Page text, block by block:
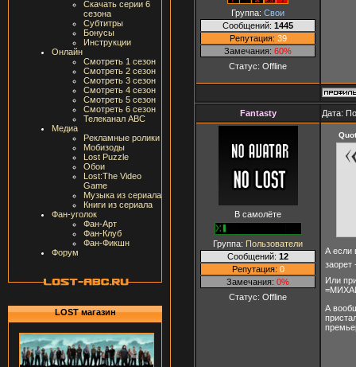
Скачать серии 6
сезона
Субтитры
Бонусы
Инструкции
Онлайн
Смотреть 1 сезон
Смотреть 2 сезон
Смотреть 3 сезон
Смотреть 4 сезон
Смотреть 5 сезон
Смотреть 6 сезон
Телеканал ABC
Медиа
Рекламные ролики
Мобизоды
Lost Puzzle
Обои
Lost:The Video
Game
Музыка из сериала
Книги из сериала
Фан-уголок
Фан-Арт
Фан-Клуб
Фан-Фикшн
Форум
LOST магазин
Группа: Свои
Сообщений: 1445
Репутация: 39
Замечания: 60%
Статус: Offline
Fantasty Дата:
В самолёте
Группа: Пользователи
Сообщений: 12
Репутация: 0
Замечания: 0%
Статус: Offline
А если
заорет
Или
А